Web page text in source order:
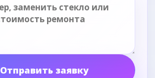
Отправить заявку